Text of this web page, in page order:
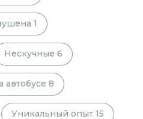
1
Нескучные 6
автобусе 8
Уникальный опыт 15